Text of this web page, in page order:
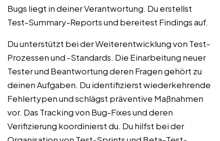
Bugs liegt in deiner Verantwortung. Du erstellst
Test-Summary-Reports und bereitest Findings auf.
Du unterstützt bei der Weiterentwicklung von Test-
Prozessen und -Standards. Die Einarbeitung neuer
Tester und Beantwortung deren Fragen gehört zu
deinen Aufgaben. Du identifizierst wiederkehrende
Fehlertypen und schlägst präventive Maßnahmen
vor. Das Tracking von Bug-Fixes und deren
Verifizierung koordinierst du. Du hilfst bei der